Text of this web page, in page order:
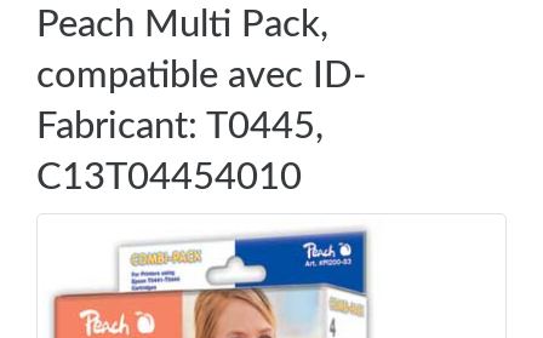
Peach Multi Pack,
compatible avec ID-
Fabricant: T0445,
C13T04454010